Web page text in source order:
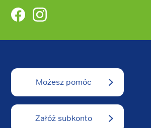
FacebookInstagram
Możesz pomóc
Załóż subkonto